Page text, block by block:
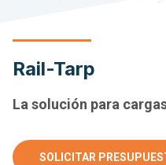
Rail-Tarp
La solución para
SOLICITAR